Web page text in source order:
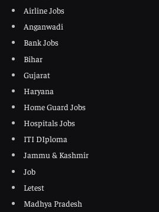
Airline Jobs
Anganwadi
Bank Jobs
Bihar
Gujarat
Haryana
Home Guard Jobs
Hospitals Jobs
ITI DIploma
Jammu & Kashmir
Job
Letest
Madhya Pradesh